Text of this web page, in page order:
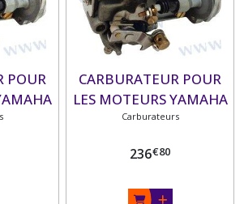
POUR
CARBURATEUR POUR
LES MOTEURS YAMAHA
DÉMARRAGE
F15 (1998-07)
Carburateurs
236€80